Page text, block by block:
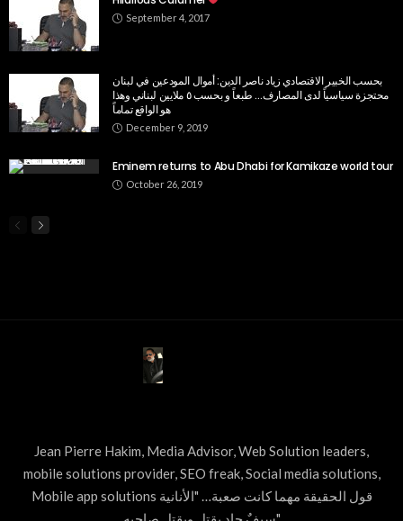
September 4, 2017
بحسب الخبير الاقتصادي زياد ناصر الدين: أموال المودعين في لبنان
محتجزة سياسياً لدى المصارف… طبعاً و بحسب ٥ ملايين لبناني وهذا
هو الواقع تماماً
December 9, 2019
Eminem returns to Abu Dhabi for Kamikaze world tour
October 26, 2019
Jean Pierre Hakim, Media Advisor, Web Solution leaders,
mobile solutions provider, SEO freak, Social media solutions,
Mobile app solutions قول الحقيقة مهما كانت صعبة… "الأنانية